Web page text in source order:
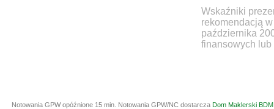
Wskaźniki
rekomendacją
października
finansowych lub
Notowania GPW opóźnione 15 min. Notowania GPW/NC dostarcza Dom Maklerski